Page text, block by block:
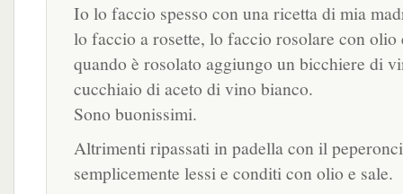
Io lo faccio spesso con una ricetta di mia
lo faccio a rosette, lo faccio rosolare con olio
quando è rosolato aggiungo un bicchiere di
cucchiaio di aceto di vino bianco.
Sono buonissimi.
Altrimenti ripassati in padella con il
semplicemente lessi e conditi con olio e sale.